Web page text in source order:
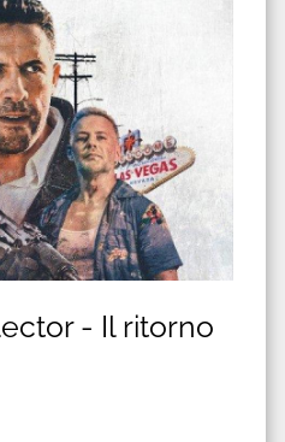
- Il ritorno